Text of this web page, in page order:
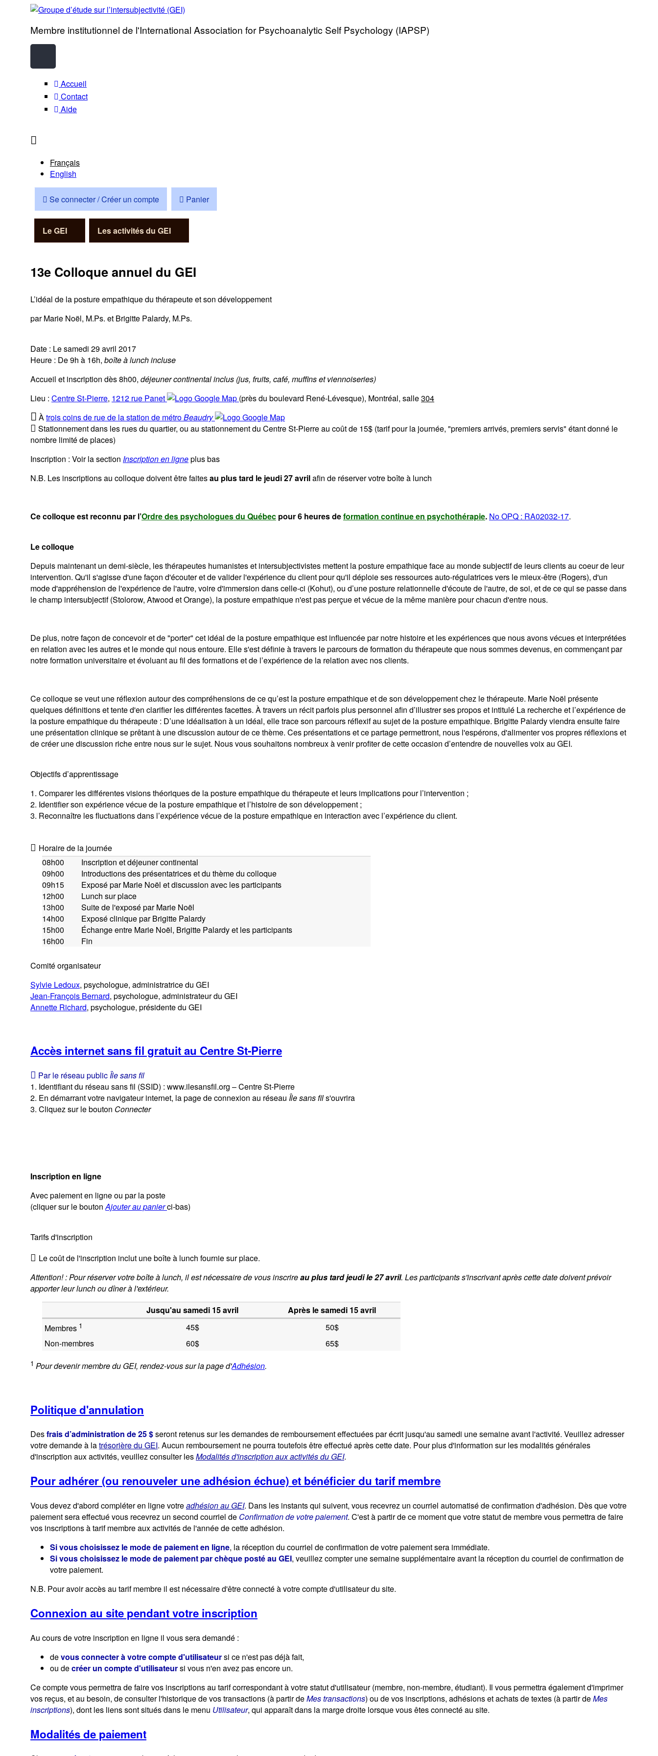
Aller au contenu principal
Groupe d’étude sur l’intersubjectivité (GEI)
Membre institutionnel de l'International Association for Psychoanalytic Self Psychology (IAPSP)
Formulaire de recherche
Accueil
Contact
Aide
Français
English
Se connecter / Créer un compte Panier
Le GEI Les activités du GEI
13e Colloque annuel du GEI
L’idéal de la posture empathique du thérapeute et son développement
parMarie Noël, M.Ps. et Brigitte Palardy, M.Ps.
Date : Le samedi 29 avril 2017
Heure : De 9h à 16h, boîte à lunch incluse
Accueil et inscription dès 8h00, déjeuner continental inclus (jus, fruits, café, muffins et viennoiseries)
Lieu : Centre St-Pierre, 1212 rue Panet (près du boulevard René-Lévesque), Montréal, salle304
Àtrois coins de rue de la station de métroBeaudry
Stationnement dans les rues du quartier, ou au stationnement du Centre St-Pierre au coût de 15$ (tarif pour la journée, "premiers arrivés, premiers servis" étant donné le
nombre limité de places)
Inscription : Voir la section Inscription en ligneplus bas
N.B. Les inscriptions au colloque doivent être faitesau plus tard le jeudi 27 avrilafin de réserver votre boîte à lunch
Ce colloque est reconnu par l’Ordre des psychologues du Québec pour 6 heures deformation continue en psychothérapie. No OPQ : RA02032-17.
Le colloque
Depuis maintenant un demi-siècle, les thérapeutes humanistes et intersubjectivistes mettent la posture empathique face au monde subjectif de leurs clients au coeur de leur
intervention. Qu'il s'agisse d'une façon d'écouter et de valider l'expérience du client pour qu'il déploie ses ressources auto-régulatrices vers le mieux-être (Rogers), d'un
mode d'appréhension de l'expérience de l'autre, voire d'immersion dans celle-ci (Kohut), ou d’une posture relationnelle d'écoute de l'autre, de soi, et de ce qui se passe dans
le champ intersubjectif (Stolorow, Atwood et Orange), la posture empathique n'est pas perçue et vécue de la même manière pour chacun d'entre nous.
De plus, notre façon de concevoir et de "porter" cet idéal de la posture empathique est influencée par notre histoire et les expériences que nous avons vécues et interprétées
en relation avec les autres et le monde qui nous entoure. Elle s'est définie à travers le parcours de formation du thérapeute que nous sommes devenus, en commençant par
notre formation universitaire et évoluant au fil des formations et de l’expérience de la relation avec nos clients.
Ce colloque se veut une réflexion autour des compréhensions de ce qu’est la posture empathique et de son développement chez le thérapeute. Marie Noël présente
quelques définitions et tente d'en clarifier les différentes facettes. À travers un récit parfois plus personnel afin d’illustrer ses propos et intitulé La recherche et l’expérience de
la posture empathique du thérapeute : D’une idéalisation à un idéal, elle trace son parcours réflexif au sujet de la posture empathique. Brigitte Palardy viendra ensuite faire
une présentation clinique se prêtant à une discussion autour de ce thème. Ces présentations et ce partage permettront, nous l'espérons, d'alimenter vos propres réflexions et
de créer une discussion riche entre nous sur le sujet. Nous vous souhaitons nombreux à venir profiter de cette occasion d’entendre de nouvelles voix au GEI.
Objectifs d’apprentissage
1. Comparer les différentes visions théoriques de la posture empathique du thérapeute et leurs implications pour l’intervention ;
2. Identifier son expérience vécue de la posture empathique et l’histoire de son développement ;
3. Reconnaître les fluctuations dans l’expérience vécue de la posture empathique en interaction avec l’expérience du client.
Horaire de la journée
08h00
Inscription et déjeuner continental
09h00
Introductions des présentatrices et du thème du colloque
09h15
Exposé par Marie Noël et discussion avec les participants
12h00
Lunch sur place
13h00
Suite de l'exposé par Marie Noël
14h00
Exposé clinique par Brigitte Palardy
15h00
Échange entre Marie Noël, Brigitte Palardy et les participants
16h00
Fin
Comité organisateur
Sylvie Ledoux, psychologue, administratrice du GEI
Jean-François Bernard, psychologue, administrateur du GEI
Annette Richard, psychologue, présidente du GEI
Accès internet sans fil gratuit au Centre St-Pierre
Par le réseau public Île sans fil
1. Identifiant du réseau sans fil (SSID) : www.ilesansfil.org – Centre St-Pierre
2. En démarrant votre navigateur internet, la page de connexion au réseau Île sans fils'ouvrira
3. Cliquez sur le bouton Connecter
Inscription en ligne
Avec paiement en ligne ou par la poste
(cliquer sur le boutonAjouter au panierci-bas)
Tarifs d'inscription
Le coût de l'inscription inclut une boîte à lunch fournie sur place.
Attention! :Pour réserver votre boîte à lunch, il est nécessaire de vous inscrireau plus tard jeudi le 27 avril. Les participants s'inscrivant après cette date doivent prévoir
apporter leur lunch ou dîner à l'extérieur.
Jusqu'au samedi 15 avril
Après le samedi 15 avril
Membres 1 45$
50$
Non-membres
60$ 65$
1 Pour devenir membre du GEI, rendez-vous sur la page d'Adhésion.
Politique d'annulation
Desfrais d’administration de 25 $seront retenus sur les demandes de remboursement effectuées par écrit jusqu'au samedi une semaine avant l'activité. Veuillez adresser
votre demande à latrésorière du GEI. Aucun remboursement ne pourra toutefois être effectué après cette date. Pour plus d'information sur les modalités générales
d'inscription aux activités, veuillez consulter lesModalités d'inscription aux activités du GEI.
Pour adhérer (ou renouveler une adhésion échue) et bénéficier du tarif membre
Vous devez d'abord compléter en ligne votreadhésion au GEI. Dans les instants qui suivent, vous recevrez un courriel automatisé de confirmation d'adhésion. Dès que votre
paiement sera effectué vous recevrez un second courriel de Confirmation de votre paiement. C'est à partir de ce moment que votre statut de membre vous permettra de faire
vos inscriptions à tarif membre aux activités de l'année de cette adhésion.
Si vous choisissez le mode de paiement en ligne, la réception du courriel de confirmation de votre paiement sera immédiate.
Si vous choisissez le mode de paiement par chèque posté au GEI, veuillez compter une semaine supplémentaire avant la réception du courriel de confirmation de
votre paiement.
N.B. Pour avoir accès au tarif membre il est nécessaire d'être connecté à votre compte d'utilisateur du site.
Connexion au site pendant votre inscription
Au cours de votre inscription en ligne il vous sera demandé :
devous connecter à votre compte d'utilisateursi ce n'est pas déjà fait,
ou decréer un compte d'utilisateursi vous n'en avez pas encore un.
Ce compte vous permettra de faire vos inscriptions au tarif correspondant à votre statut d'utilisateur (membre, non-membre, étudiant). Il vous permettra également d'imprimer
vos reçus, et au besoin, de consulter l'historique de vos transactions (à partir deMes transactions) ou de vos inscriptions, adhésions et achats de textes (à partir deMes
inscriptions), dont les liens sont situés dans le menu Utilisateur, qui apparaît dans la marge droite lorsque vous êtes connecté au site.
Modalités de paiement